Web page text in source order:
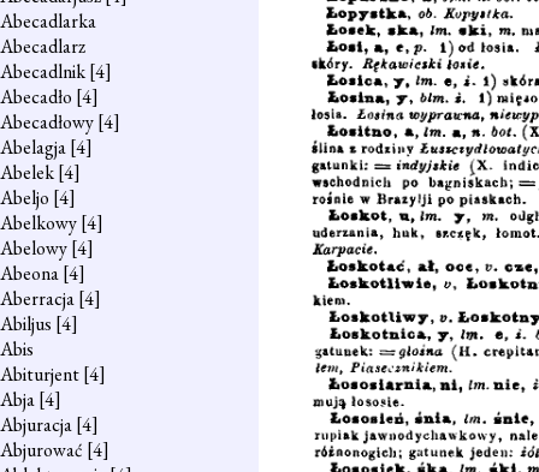
Abecadlarka
Abecadlarz
Abecadlnik[4]
Abecadło [4]
Abecadłowy[4]
Abelagja[4]
Abelek[4]
Abeljo [4]
Abelkowy[4]
Abelowy[4]
Abeona[4]
Aberracja[4]
Abiljus [4]
Abis
Abiturjent[4]
Abja[4]
Abjuracja[4]
Abjurować [4]